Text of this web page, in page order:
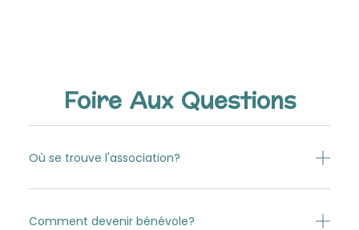
Foire Aux Questions
Où se trouve l'association?
Comment devenir bénévole?